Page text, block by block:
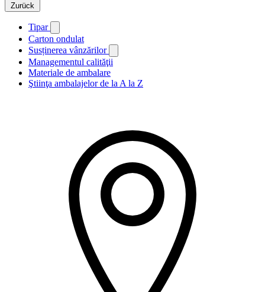
Zurück
Tipar
Carton ondulat
Susținerea vânzărilor
Managementul calităţii
Materiale de ambalare
Ştiinţa ambalajelor de la A la Z